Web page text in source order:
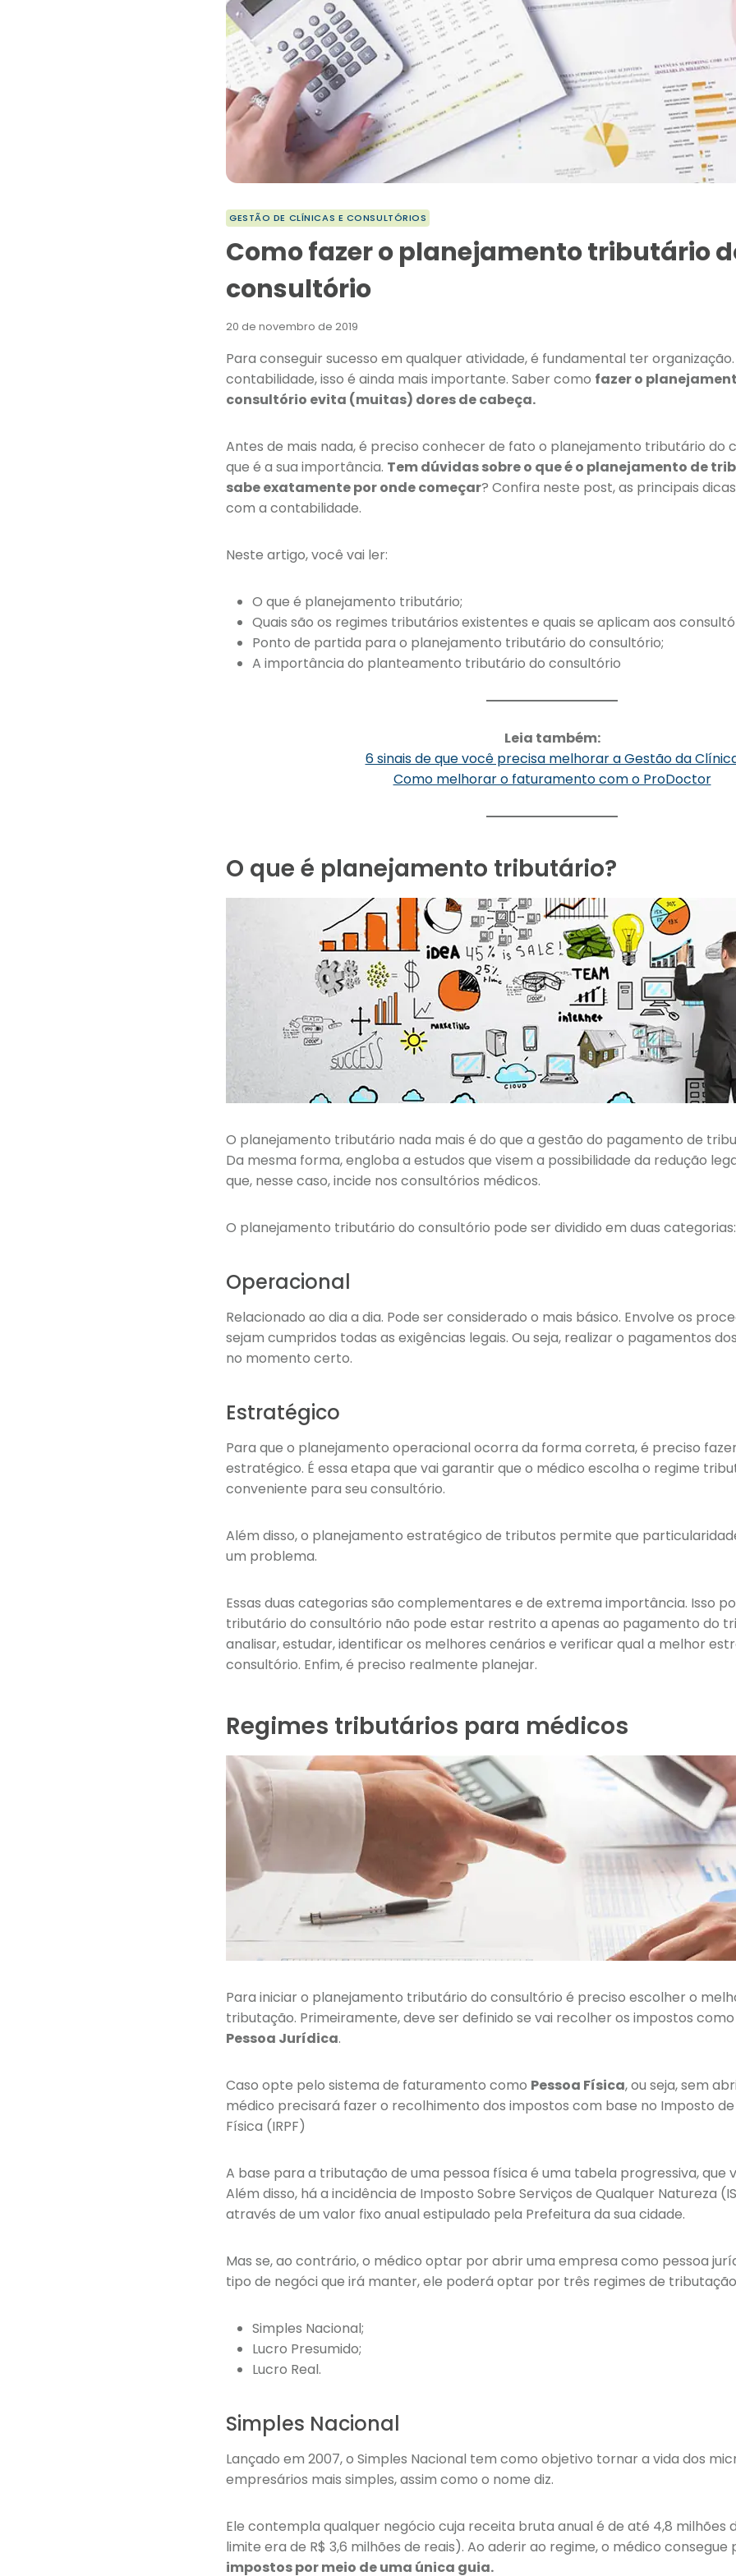
GESTÃO DE CLÍNICAS E CONSULTÓRIOS
Como fazer o planejamento tributário
consultório
20 de novembro de 2019
Para conseguir sucesso em qualquer atividade, é fundamental ter
contabilidade, isso é ainda mais importante. Saber como fazer o
consultório evita (muitas) dores de cabeça.
Antes de mais nada, é preciso conhecer de fato o planejamento tributário do
que é a sua importância. Tem dúvidas sobre o que é o planejamento de
sabe exatamente por onde começar? Confira neste post, as principais
com a contabilidade.
Neste artigo, você vai ler:
O que é planejamento tributário;
Quais são os regimes tributários existentes e quais se aplicam aos
Ponto de partida para o planejamento tributário do consultório;
A importância do planteamento tributário do consultório
Leia também:
6 sinais de que você precisa melhorar a Gestão da
Como melhorar o faturamento com o ProDoctor
O que é planejamento tributário?
O planejamento tributário nada mais é do que a gestão do pagamento de
Da mesma forma, engloba a estudos que visem a possibilidade da redução
que, nesse caso, incide nos consultórios médicos.
O planejamento tributário do consultório pode ser dividido em duas categorias:
Operacional
Relacionado ao dia a dia. Pode ser considerado o mais básico. Envolve os
sejam cumpridos todas as exigências legais. Ou seja, realizar o pagamentos
no momento certo.
Estratégico
Para que o planejamento operacional ocorra da forma correta, é preciso
estratégico. É essa etapa que vai garantir que o médico escolha o regime
conveniente para seu consultório.
Além disso, o planejamento estratégico de tributos permite que
um problema.
Essas duas categorias são complementares e de extrema importância. Isso
tributário do consultório não pode estar restrito a apenas ao pagamento do
analisar, estudar, identificar os melhores cenários e verificar qual a melhor
consultório. Enfim, é preciso realmente planejar.
Regimes tributários para médicos
Para iniciar o planejamento tributário do consultório é preciso escolher o
tributação. Primeiramente, deve ser definido se vai recolher os impostos
Pessoa Jurídica.
Caso opte pelo sistema de faturamento como Pessoa Física, ou seja, sem
médico precisará fazer o recolhimento dos impostos com base no Imposto de
Física (IRPF)
A base para a tributação de uma pessoa física é uma tabela progressiva, que
Além disso, há a incidência de Imposto Sobre Serviços de Qualquer Natureza
através de um valor fixo anual estipulado pela Prefeitura da sua cidade.
Mas se, ao contrário, o médico optar por abrir uma empresa como pessoa
tipo de negóci que irá manter, ele poderá optar por três regimes de
Simples Nacional;
Lucro Presumido;
Lucro Real.
Simples Nacional
Lançado em 2007, o Simples Nacional tem como objetivo tornar a vida dos
empresários mais simples, assim como o nome diz.
Ele contempla qualquer negócio cuja receita bruta anual é de até 4,8 milhões
limite era de R$ 3,6 milhões de reais). Ao aderir ao regime, o médico consegue
impostos por meio de uma única guia.